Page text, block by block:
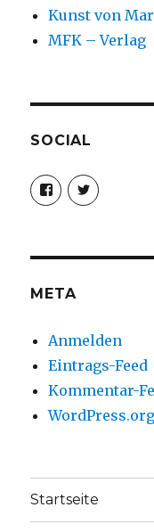
Kunst von
MFK – Verlag
SOCIAL
Profil
von
christoph.fleischer1
anzeigen
Profil
von
anzeigen
META
Anmelden
Eintrags-Feed
Kommentar-
WordPress.org
Startseite